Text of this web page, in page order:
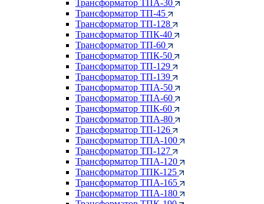
Трансформатор ТПА-30
Трансформатор ТП-45
Трансформатор ТП-128
Трансформатор ТПК-40
Трансформатор ТП-60
Трансформатор ТПК-50
Трансформатор ТП-129
Трансформатор ТП-139
Трансформатор ТПА-50
Трансформатор ТПА-60
Трансформатор ТПК-60
Трансформатор ТПА-80
Трансформатор ТП-126
Трансформатор ТПА-100
Трансформатор ТП-127
Трансформатор ТПА-120
Трансформатор ТПК-125
Трансформатор ТПА-165
Трансформатор ТПА-180